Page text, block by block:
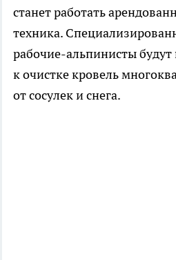
станет работать
техника.
рабочие-альпинистыбудут
к очистке кровель
от сосулек и снега.